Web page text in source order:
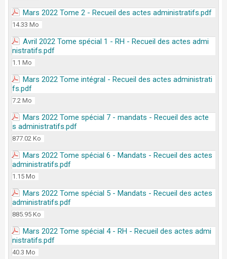
Mars 2022 Tome 2 - Recueil des actes administratifs.pdf
14.33 Mo
Avril 2022 Tome spécial 1 - RH - Recueil des actes admi
nistratifs.pdf
1.1 Mo
Mars 2022 Tome intégral - Recueil des actes administrati
fs.pdf
7.2 Mo
Mars 2022 Tome spécial 7 - mandats - Recueil des acte
s administratifs.pdf
877.02 Ko
Mars 2022 Tome spécial 6 - Mandats - Recueil des actes
administratifs.pdf
1.15 Mo
Mars 2022 Tome spécial 5 - Mandats - Recueil des actes
administratifs.pdf
885.95 Ko
Mars 2022 Tome spécial 4 - RH - Recueil des actes admi
nistratifs.pdf
40.3 Mo